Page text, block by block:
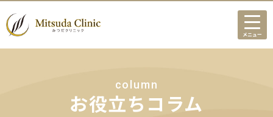
メニュー
column
お役立ちコラム